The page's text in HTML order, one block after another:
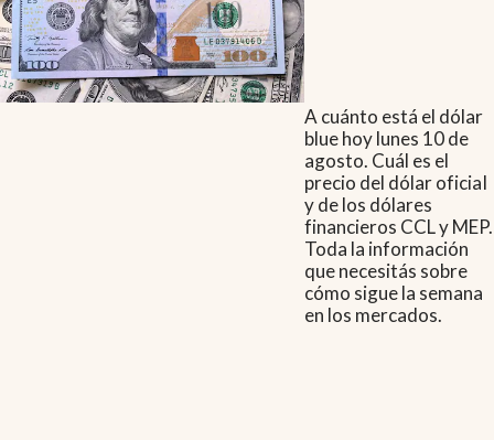
A cuánto está el dólar
blue hoy lunes 10 de
agosto. Cuál es el
precio del dólar oficial
y de los dólares
financieros CCL y MEP.
Toda la información
que necesitás sobre
cómo sigue la semana
en los mercados.